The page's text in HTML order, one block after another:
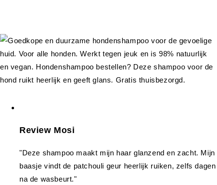
Review Mosi
"Deze shampoo maakt mijn haar glanzend en zacht. Mijn
baasje vindt de patchouli geur heerlijk ruiken, zelfs dagen
na de wasbeurt."